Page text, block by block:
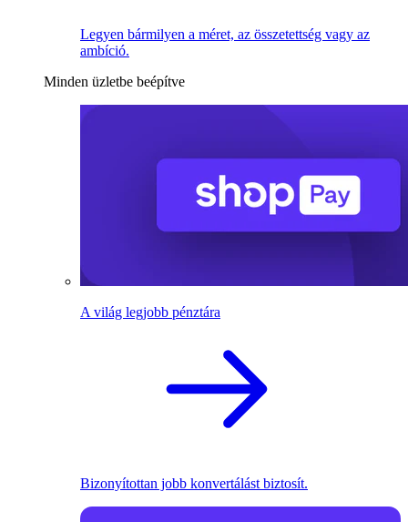
Legyen bármilyen a méret, az összetettség vagy az
ambíció.
Minden üzletbe beépítve
A világ legjobb pénztára
Bizonyítottan jobb konvertálást biztosít.